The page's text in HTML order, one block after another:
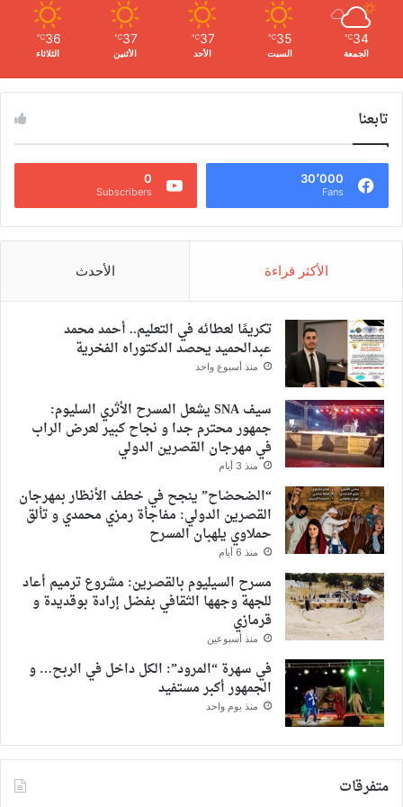
34
℃
الجمعة
35
℃
السبت
37
℃
الأحد
37
℃
الأثنين
36
℃
الثلاثاء
تابعنا
30٬000
Fans
0
Subscribers
الأكثر قراءة الأحدث
تكريمًا لعطائه في التعليم.. أحمد محمد
عبدالحميد يحصد الدكتوراه الفخرية
منذ أسبوع واحد
سيف SNA يشعل المسرح الأثري السليوم:
جمهور محترم جدا و نجاح كبير لعرض الراب
في مهرجان القصرين الدولي
منذ 3 أيام
“الضحضاح” ينجح في خطف الأنظار بمهرجان
القصرين الدولي: مفاجأة رمزي محمدي و تألق
حملاوي يلهبان المسرح
منذ 6 أيام
مسرح السيليوم بالقصرين: مشروع ترميم أعاد
للجهة وجهها الثقافي بفضل إرادة بوقديدة و
قرمازي
منذ أسبوعين
في سهرة “المرود”: الكل داخل في الربح… و
الجمهور أكبر مستفيد
منذ يوم واحد
متفرقات